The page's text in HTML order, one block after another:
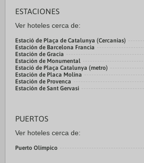
ESTACIONES
Ver hoteles cerca de:
Estació de Plaça de Catalunya (Cercanias)
Estación de Barcelona Francia
Estación de Gracia
Estación de Monumental
Estació de Plaça Catalunya (metro)
Estación de Placa Molina
Estación de Provenca
Estación de Sant Gervasi
PUERTOS
Ver hoteles cerca de:
Puerto Olímpico